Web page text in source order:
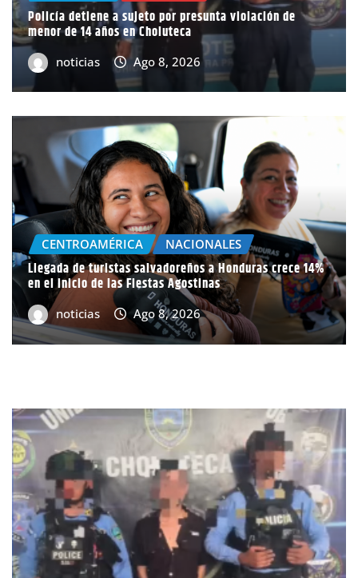
Policía detiene a sujeto por presunta violación de
menor de 14 años en Choluteca
noticias Ago 8, 2026
CENTROAMÉRICA NACIONALES
Llegada de turistas salvadoreños a Honduras crece 14%
en el inicio de las Fiestas Agostinas
noticias Ago 8, 2026